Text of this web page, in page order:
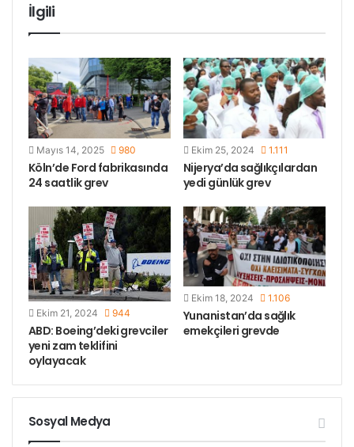
kaza değil cinayet
İlgili
Mayıs 14, 2025 980
Köln’de Ford fabrikasında
24 saatlik grev
Ekim 25, 2024 1.111
Nijerya’da sağlıkçılardan
yedi günlük grev
Ekim 21, 2024 944
ABD: Boeing’deki grevciler
yeni zam teklifini
oylayacak
Ekim 18, 2024 1.106
Yunanistan’da sağlık
emekçileri grevde
Sosyal Medya